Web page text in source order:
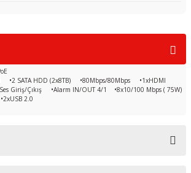
•2 SATA HDD (2x8TB) •80Mbps/80Mbps •1xHDMI
Giriş/Çıkış •Alarm IN/OUT 4/1 •8x10/100 Mbps ( 75W)
2.0